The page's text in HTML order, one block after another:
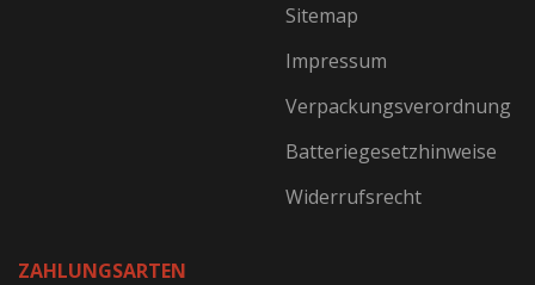
Sitemap
Impressum
Verpackungsverordnung
Batteriegesetzhinweise
Widerrufsrecht
ZAHLUNGSARTEN